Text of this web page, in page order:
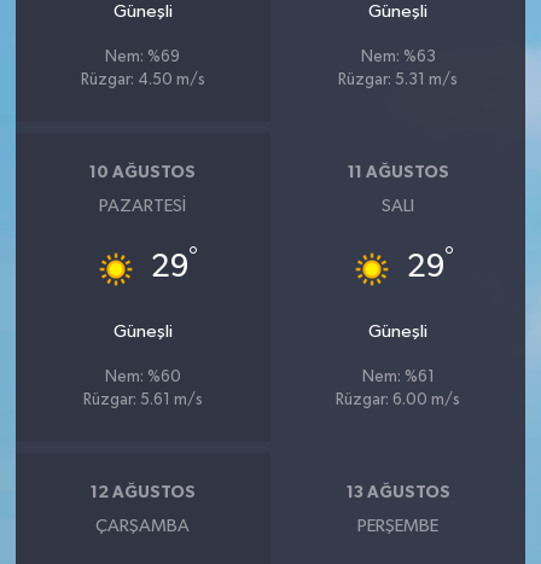
Güneşli
Nem: %69
Rüzgar: 4.50 m/s
Güneşli
Nem: %63
Rüzgar: 5.31 m/s
10 AĞUSTOS
PAZARTESI
29°
Güneşli
Nem: %60
Rüzgar: 5.61 m/s
11 AĞUSTOS
SALI
29°
Güneşli
Nem: %61
Rüzgar: 6.00 m/s
12 AĞUSTOS
ÇARŞAMBA
13 AĞUSTOS
PERŞEMBE